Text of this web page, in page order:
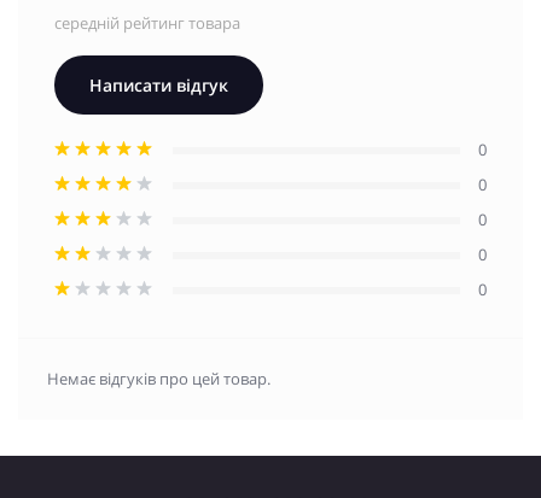
середній рейтинг товара
Написати відгук
0
0
0
0
0
Немає відгуків про цей товар.